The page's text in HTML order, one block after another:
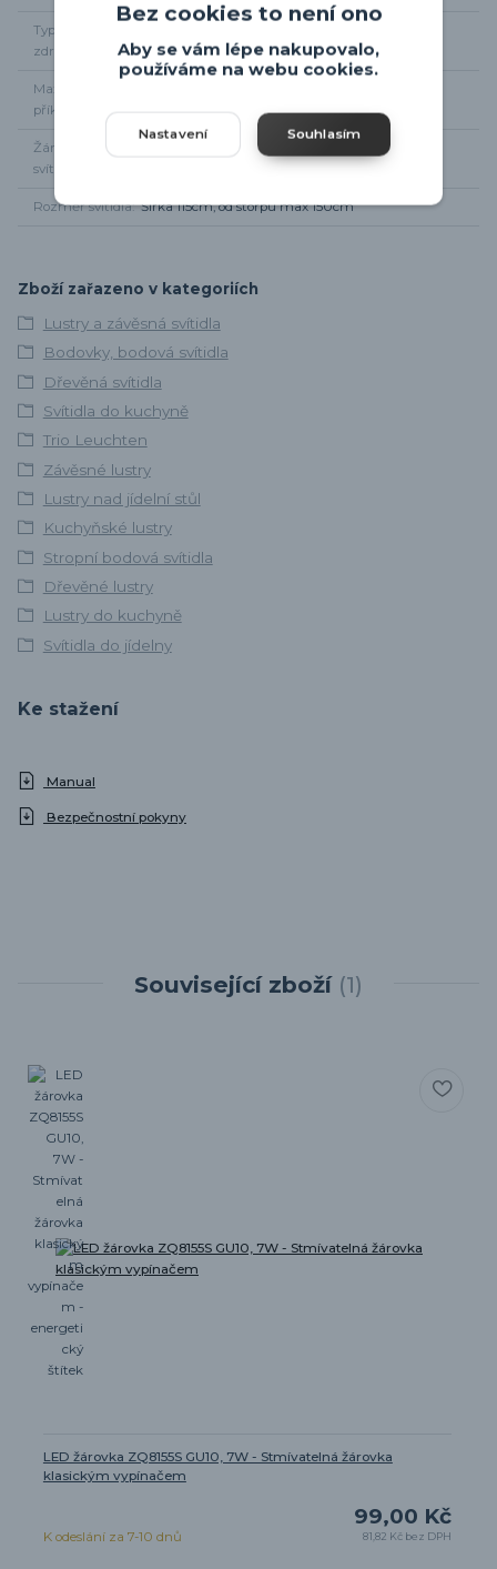
Typ světelného
zdroje
Maximální
příkon
Žárovky součástí
svítidla
Rozměr svítidla Šířka 115cm, od storpu max 150cm
Zboží zařazeno v kategoriích
Lustry a závěsná svítidla
Bodovky, bodová svítidla
Dřevěná svítidla
Svítidla do kuchyně
Trio Leuchten
Závěsné lustry
Lustry nad jídelní stůl
Kuchyňské lustry
Stropní bodová svítidla
Dřevěné lustry
Lustry do kuchyně
Svítidla do jídelny
Ke stažení
Manual
Bezpečnostní pokyny
Související zboží 1
LED žárovka ZQ8155S GU10, 7W - Stmívatelná žárovka
klasickým vypínačem
99,00 Kč
81,82 Kč bez DPH
K odeslání za 7-10 dnů
Bez cookies to není ono
Aby se vám lépe nakupovalo,
používáme na webu cookies.
Nastavení Souhlasím